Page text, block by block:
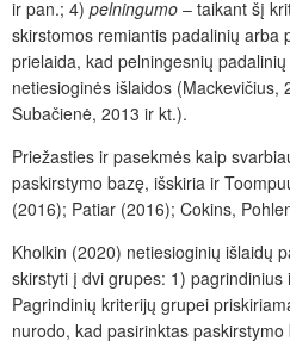
ir pan.; 4) pelningumo – taikant šį
skirstomos remiantis padalinių arba
prielaida, kad pelningesnių
netiesioginės išlaidos (Mackevičius,
Subačienė, 2013 ir kt.).
Priežasties ir pasekmės kaip
paskirstymo bazę, išskiria ir
(2016); Patiar (2016); Cokins,
Kholkin (2020) netiesioginių išlaidų
skirstyti į dvi grupes: 1)
Pagrindinių kriterijų grupei
nurodo, kad pasirinktas